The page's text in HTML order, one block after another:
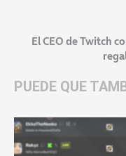
El CEO de Twitch
PUEDE QUE